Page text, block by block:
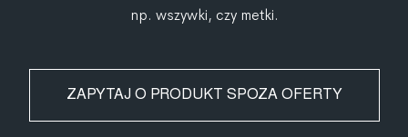
np. wszywki, czy metki.
ZAPYTAJ O PRODUKT SPOZA OFERTY